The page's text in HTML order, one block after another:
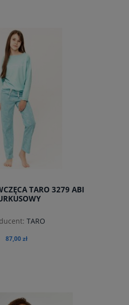
do koszyka
TARO 3279 ABI
TARO
87,00 zł
do koszyka